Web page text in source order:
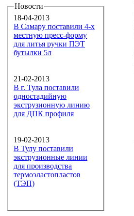
Новости
18-04-2013
В Самару поставили 4-х
местную пресс-форму
для литья ручки ПЭТ
бутылки 5л
21-02-2013
В г. Тула поставили
одностадийную
экструзионную линию
для ДПК профиля
19-02-2013
В Тулу поставили
экструзионные линии
для производства
термоэластопластов
(ТЭП)